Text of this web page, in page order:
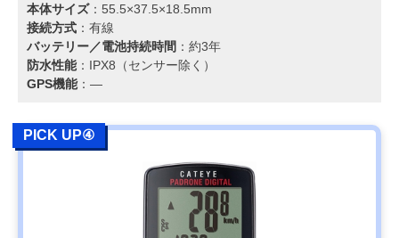
本体サイズ：55.5×37.5×18.5mm
接続方式 ：有線
バッテリー／電池持続時間 ：約3年
防水性能：IPX8（センサー除く）
GPS機能：―
PICK UP④